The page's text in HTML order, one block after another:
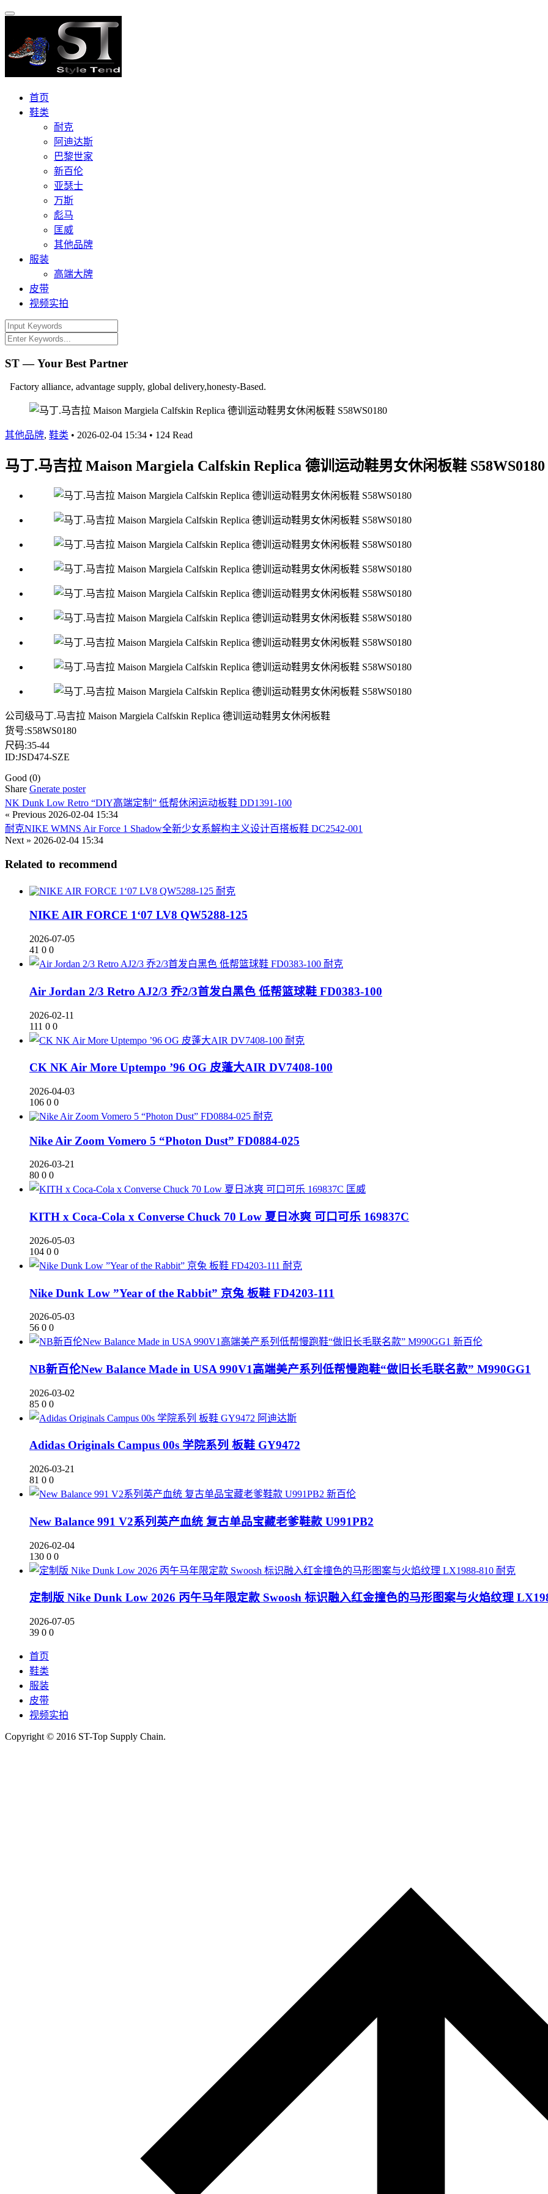
首页
鞋类
耐克
阿迪达斯
巴黎世家
新百伦
亚瑟士
万斯
彪马
匡威
其他品牌
服装
高端大牌
皮带
视频实拍
ST — Your Best Partner
Factory alliance, advantage supply, global delivery,honesty-Based.
其他品牌, 鞋类 • 2026-02-04 15:34 • 124 Read
马丁.马吉拉 Maison Margiela Calfskin Replica 德训运动鞋男女休闲板鞋 S58WS0180
公司级马丁.马吉拉 Maison Margiela Calfskin Replica 德训运动鞋男女休闲板鞋
货号:S58WS0180
尺码:35-44
ID:JSD474-SZE
Good (0)
Share Gnerate poster
NK Dunk Low Retro “DIY高端定制” 低帮休闲运动板鞋 DD1391-100
« Previous 2026-02-04 15:34
耐克NIKE WMNS Air Force 1 Shadow全新少女系解构主义设计百搭板鞋 DC2542-001
Next » 2026-02-04 15:34
Related to recommend
耐克
NIKE AIR FORCE 1‘07 LV8 QW5288-125
2026-07-05
41 0 0
耐克
Air Jordan 2/3 Retro AJ2/3 乔2/3首发白黑色 低帮篮球鞋 FD0383-100
2026-02-11
111 0 0
耐克
CK NK Air More Uptempo ’96 OG 皮蓬大AIR DV7408-100
2026-04-03
106 0 0
耐克
Nike Air Zoom Vomero 5 “Photon Dust” FD0884-025
2026-03-21
80 0 0
匡威
KITH x Coca-Cola x Converse Chuck 70 Low 夏日冰爽 可口可乐 169837C
2026-05-03
104 0 0
耐克
Nike Dunk Low ”Year of the Rabbit” 京兔 板鞋 FD4203-111
2026-05-03
56 0 0
新百伦
NB新百伦New Balance Made in USA 990V1高端美产系列低帮慢跑鞋“做旧长毛联名款” M990GG1
2026-03-02
85 0 0
阿迪达斯
Adidas Originals Campus 00s 学院系列 板鞋 GY9472
2026-03-21
81 0 0
新百伦
New Balance 991 V2系列英产血统 复古单品宝藏老爹鞋款 U991PB2
2026-02-04
130 0 0
耐克
定制版 Nike Dunk Low 2026 丙午马年限定款 Swoosh 标识融入红金撞色的马形图案与火焰纹理
2026-07-05
39 0 0
首页
鞋类
服装
皮带
视频实拍
Copyright © 2016 ST-Top Supply Chain.